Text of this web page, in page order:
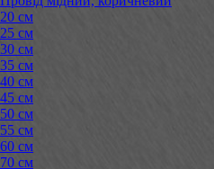
20 см
25 см
30 см
35 см
40 см
45 см
50 см
55 см
60 см
70 см